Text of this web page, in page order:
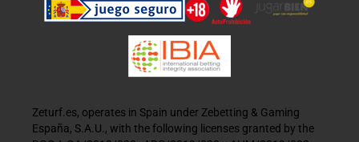
Zeturf.es, operates in Spain under Zebetting & Gaming
España, S.A.U., with the following licenses granted by the